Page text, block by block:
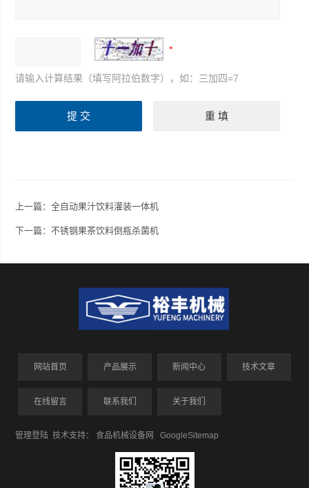
请输入计算结果（填写阿拉伯数字），如：三加四=7
上一篇：全自动果汁饮料灌装一体机
下一篇：不锈钢果茶饮料倒瓶杀菌机
网站首页 产品展示 新闻中心 技术文章
在线留言 联系我们 关于我们
管理登陆 技术支持：食品机械设备网 GoogleSitemap